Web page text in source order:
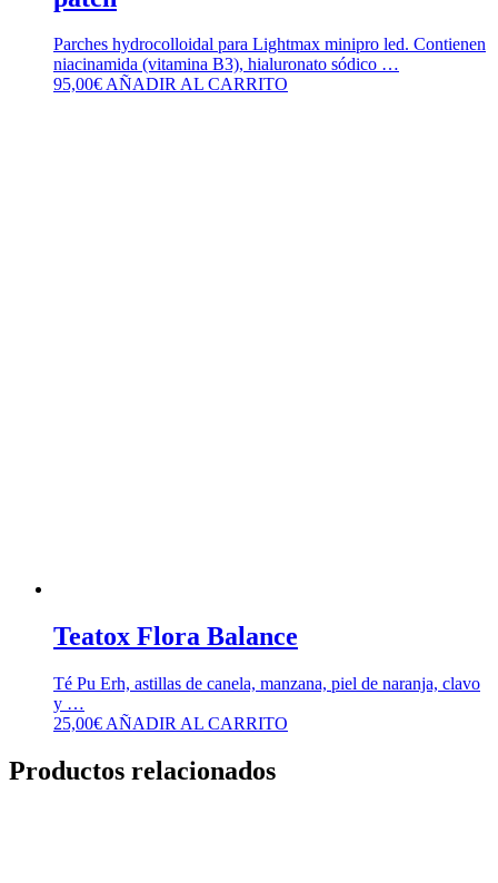
Parches hydrocolloidal para Lightmax minipro led. Contienen
niacinamida (vitamina B3), hialuronato sódico …
95,00€AÑADIR AL CARRITO
Teatox Flora Balance
Té Pu Erh, astillas de canela, manzana, piel de naranja, clavo
y …
25,00€ AÑADIR AL CARRITO
Productos relacionados